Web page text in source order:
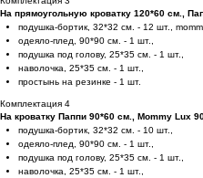
На прямоугольную кроватку 120*60 см.,
подушка-бортик, 32*32 см. - 12 шт.,
одеяло-плед, 90*90 см. - 1 шт.,
подушка под голову, 25*35 см. - 1 шт.,
наволочка, 25*35 см. - 1 шт.,
простынь на резинке - 1 шт.
Комплектация 4
На кроватку Паппи 90*60 см., Mommy Lux
подушка-бортик, 32*32 см. - 10 шт.,
одеяло-плед, 90*90 см. - 1 шт.,
подушка под голову, 25*35 см. - 1 шт.,
наволочка, 25*35 см. - 1 шт.,